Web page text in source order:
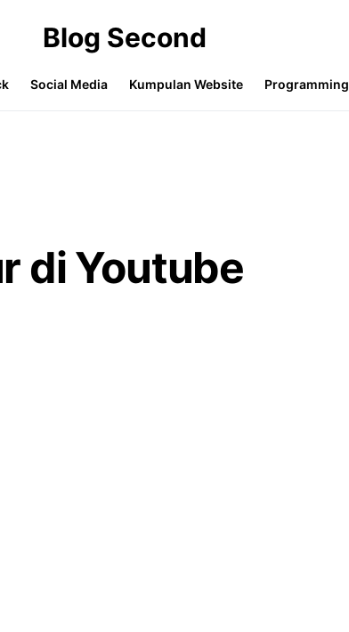
Blog Second
Social Media Kumpulan Website Programming
di Youtube